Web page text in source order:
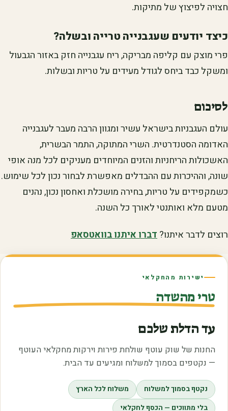
חצויה לפיצוץ של מתיקות.
כיצד יודעים שעגבנייה טרייה ובשלה?
פרי מוצק עם קליפה מבריקה, ריח עגבנייה חזק באזור הגבעול
ומשקל כבד ביחס לגודל מעידים על טריות ובשלות.
לסיכום
עולם העגבניות בישראל עשיר ומגוון הרבה מעבר לעגבנייה
האדומה הסטנדרטית. השרי המתוקה, התמר הבשרית,
האשכולות הריחניות והזנים המיוחדים מעניקים לכל מנה אופי
שונה, וההיכרות עם ההבדלים מאפשרת לבחור נכון לכל שימוש.
כשמקפידים על טריות, בחירה מושכלת ואחסון נכון, נהנים
מטעם מלא ואותנטי לאורך כל השנה.
רוצים לדבר איתנו?דברו איתנו בוואטסאפ
ישירות מהחקלאי
טרי מהשדה
עד הדלת שלכם
החנות של שוק עוטף שולחת פירות וירקות מחקלאי העוטף
— נקטפים בסמוך למשלוח ומגיעים עד הבית.
נקטף בסמוך למשלוח
משלוח לכל הארץ
בלי מתווכים — הכסף לחקלאי